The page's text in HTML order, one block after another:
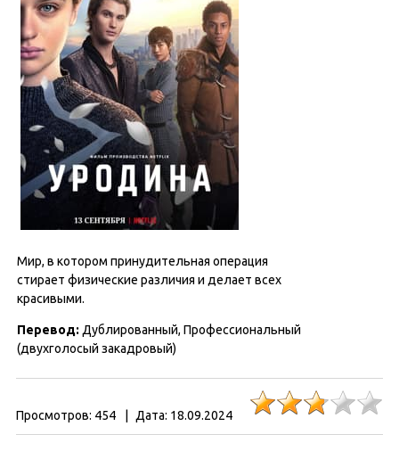
Мир, в котором принудительная операция
стирает физические различия и делает всех
красивыми.
Перевод: Дублированный, Профессиональный
(двухголосый закадровый)
Просмотров: 454 Дата: 18.09.2024